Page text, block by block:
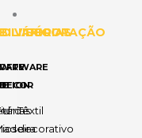
DIVISÓRIAS
DECORAÇÃO
Têxtil
decorativo